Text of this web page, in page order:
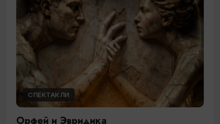
СПЕКТАКЛИ
Орфей и Эвридика